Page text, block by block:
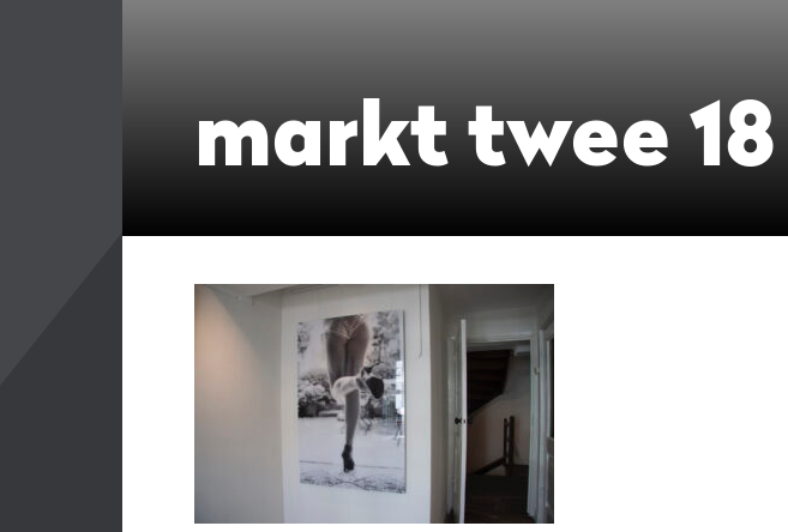
markt twee 18